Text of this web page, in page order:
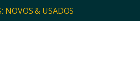
NOVOS & USADOS